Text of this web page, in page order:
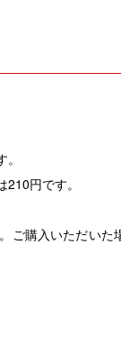
円です。
ご購入いただいた